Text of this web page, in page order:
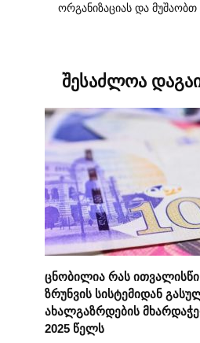
ორგანიზაციას და მუშაობთ
შესაძლოა
ცნობილია რას
ზრუნვის სისტემიდან
ახალგაზრდების
2025 წელს